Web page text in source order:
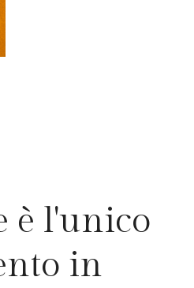
è l'unico
in